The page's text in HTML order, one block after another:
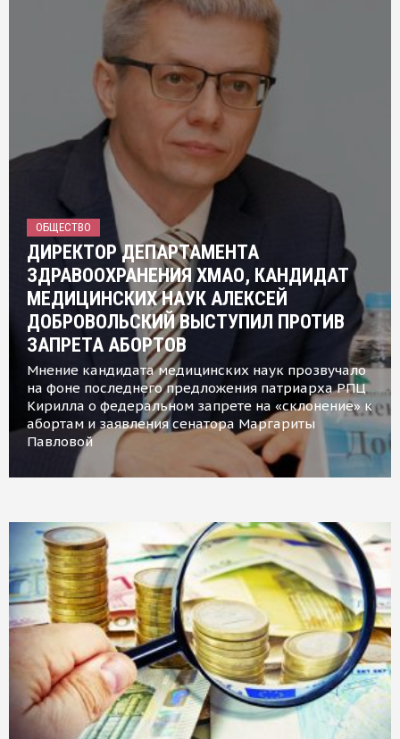
ОБЩЕСТВО
ДИРЕКТОР ДЕПАРТАМЕНТА
ЗДРАВООХРАНЕНИЯ ХМАО, КАНДИДАТ
МЕДИЦИНСКИХ НАУК АЛЕКСЕЙ
ДОБРОВОЛЬСКИЙ ВЫСТУПИЛ ПРОТИВ
ЗАПРЕТА АБОРТОВ
Мнение кандидата медицинских наук прозвучало
на фоне последнего предложения патриарха РПЦ
Кирилла о федеральном запрете на «склонение» к
абортам и заявления сенатора Маргариты
Павловой